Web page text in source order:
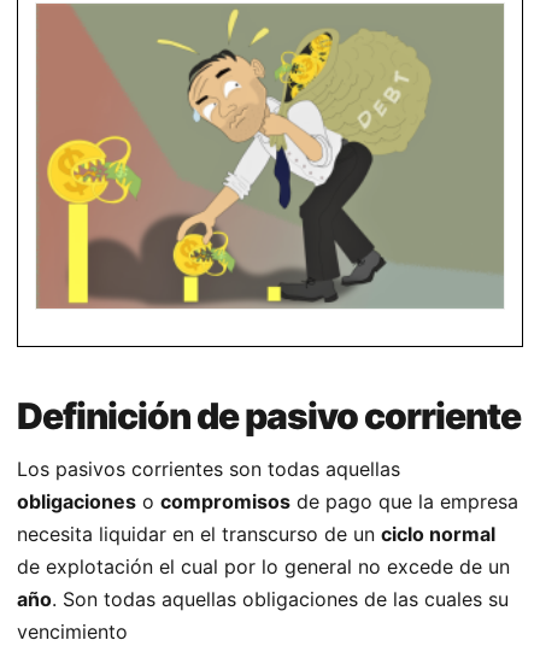
Definición de pasivo corriente
Los pasivos corrientes son todas aquellas
obligaciones o compromisos de pago que la empresa
necesita liquidar en el transcurso de un ciclo normal
de explotación el cual por lo general no excede de un
año. Son todas aquellas obligaciones de las cuales su
vencimiento